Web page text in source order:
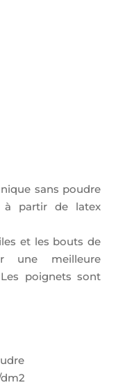
sans poudre
à partir de latex
et les bouts de
une meilleure
poignets sont